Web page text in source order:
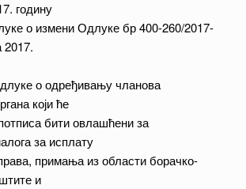
годину
о измени Одлуке бр 400-260/2017-
2017.
о одређивању чланова
који ће
бити овлашћени за
за исплату
примања из области борачко-
и